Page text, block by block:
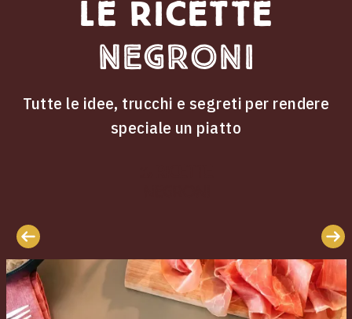
Le ricette
Negroni
Tutte le idee, trucchi e segreti per rendere
speciale un piatto